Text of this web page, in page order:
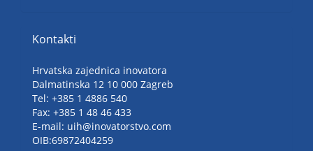
Kontakti
Hrvatska zajednica inovatora
Dalmatinska 12 10 000 Zagreb
Tel: +385 1 4886 540
Fax: +385 1 48 46 433
E-mail: uih@inovatorstvo.com
OIB:69872404259